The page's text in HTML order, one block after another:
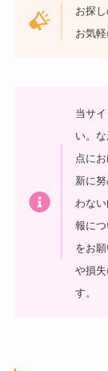
お探
お気軽
当サ
い。
点に
新に
わな
報に
をお
や損
す。